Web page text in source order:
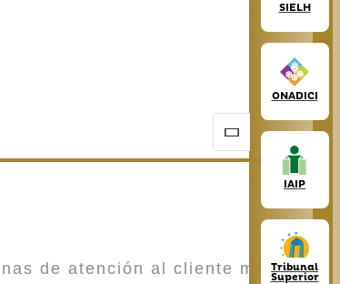
SIELH
ONADICI
IAIP
Tribunal
Superior
de atención al cliente más